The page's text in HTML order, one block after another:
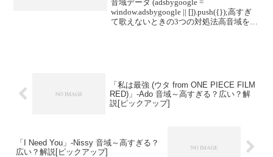
音域データ (adsbygoogle =
window.adsbygoogle || []).push({});高すぎ
て歌えないときの3つの対処法高音域を広
「私は最強 (ウタ from ONE PIECE FILM
RED)」-Ado 音域～高すぎる？広い？解
説[ピックアップ]
「I Need You」-Nissy 音域～高すぎる？
広い？解説[ピックアップ]